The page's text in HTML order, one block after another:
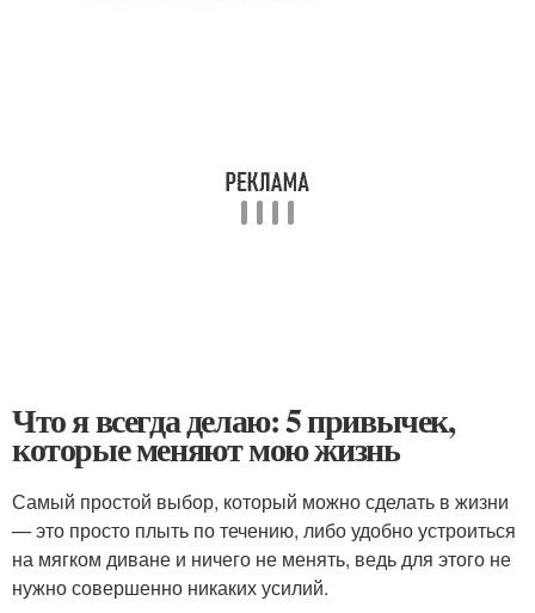
Что я всегда делаю: 5 привычек,
которые меняют мою жизнь
Самый простой выбор, который можно сделать в жизни
— это просто плыть по течению, либо удобно устроиться
на мягком диване и ничего не менять, ведь для этого не
нужно совершенно никаких усилий.